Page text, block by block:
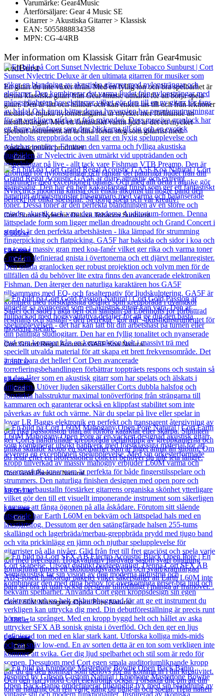
Varumärke: Gear4Music
Återförsäljare: Gear 4 Music SE
Gitarrer > Akustiska Gitarrer > Klassisk
EAN: 5055888834358
MPN: CG-4/4RB
Mer information om Klassisk Gitarr från Gear4music
RedBurst
En gitarr du inte växer ifrån. Med en fyllig ton och bra spelbarhet är
denna klassiska gitarr från Gear4music utmärkt för att börja spela
gitarr. Den är lätt och hållbar och kan enkelt tas till och från lektioner
medan de mjuka nylonsträngarna är mycket mer förlåtande än
metallsträngar. Med ett fantastiskt varmt ljud är det ett mycket
spelbart instrument att ta dina första steg som gitarrist med.
Andra populära produkter
Cort
Cort Sunset Nylectric Deluxe Tobacco Sunburst
8 565kr
Läs mer
Cort
Cort Grand Regal Acoustic GA5F Koa Natural
7 850kr
Läs mer
Cort
Cort Gold Passion Natural
19 061kr
Läs mer
Cort
Cort L60M Mahogany Open Pore Natural
2 188kr
Läs mer
Cort